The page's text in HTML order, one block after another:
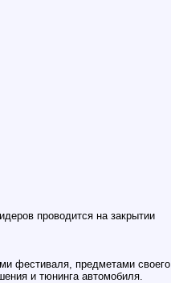
проводится на закрытии
фестиваля, предметами своего
и тюнинга автомобиля.